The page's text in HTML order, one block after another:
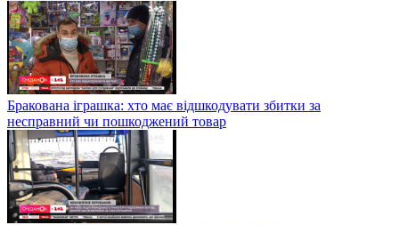
Бракована іграшка: хто має відшкодувати збитки за
несправний чи пошкоджений товар